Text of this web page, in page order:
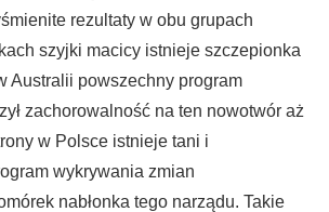
rezultaty w obu grupach
szyjki macicy istnieje szczepionka
Australii powszechny program
zachorowalność na ten nowotwór aż
w Polsce istnieje tani i
wykrywania zmian
nabłonka tego narządu. Takie